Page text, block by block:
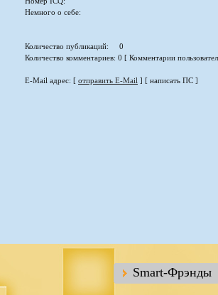
Немного о себе:
Количество публикаций: 0
Количество комментариев: 0 [ Комментарии
E-Mail адрес: [ отправить E-Mail ] [ написать ПС ]
Smart-Фрэнды